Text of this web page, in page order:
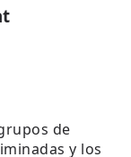
de
y los